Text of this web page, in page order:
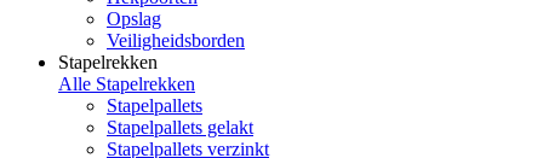
Opslag
Veiligheidsborden
Stapelrekken
Alle Stapelrekken
Stapelpallets
Stapelpallets gelakt
Stapelpallets verzinkt